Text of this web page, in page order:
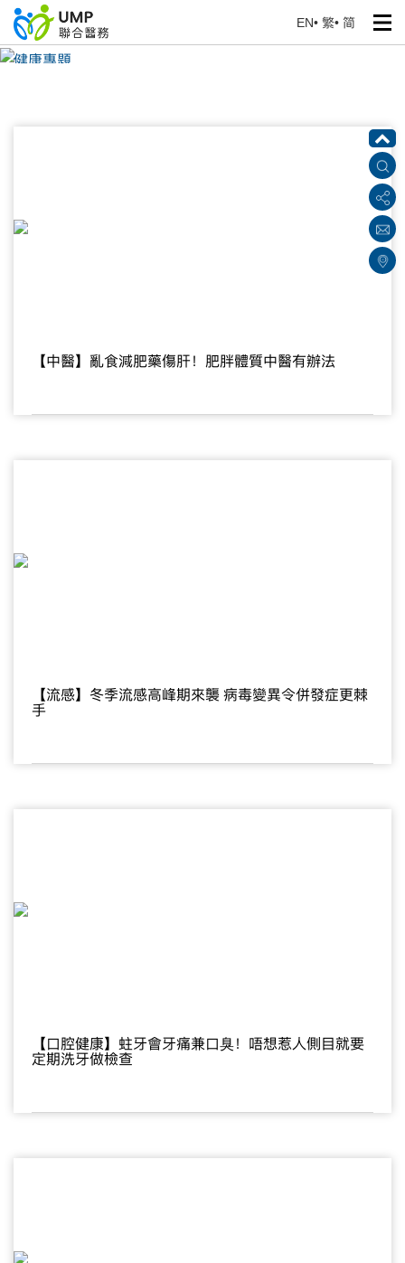
EN• 繁• 简
健康專題
【中醫】亂食減肥藥傷肝！肥胖體質中醫有辦法
【流感】冬季流感高峰期來襲 病毒變異令併發症更棘
手
【口腔健康】蛀牙會牙痛兼口臭！唔想惹人側目就要
定期洗牙做檢查